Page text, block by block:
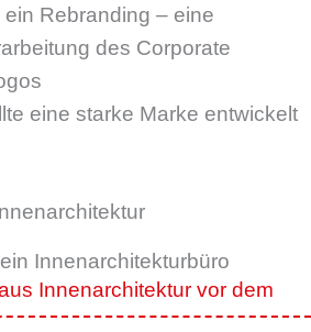
Rebranding – eine
des Corporate
eine starke Marke entwickelt
Innenarchitekturbüro